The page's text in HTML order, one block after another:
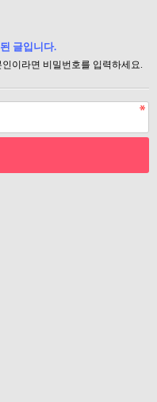
글입니다.
이라면 비밀번호를 입력하세요.